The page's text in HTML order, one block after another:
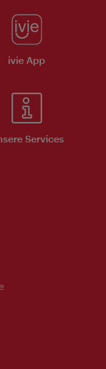
ivie App
Services